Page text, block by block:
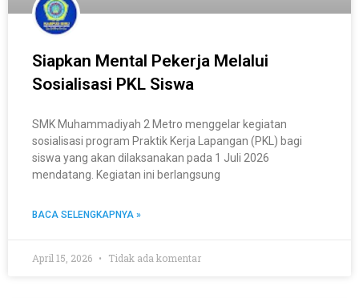
Siapkan Mental Pekerja Melalui
Sosialisasi PKL Siswa
SMK Muhammadiyah 2 Metro menggelar kegiatan
sosialisasi program Praktik Kerja Lapangan (PKL) bagi
siswa yang akan dilaksanakan pada 1 Juli 2026
mendatang. Kegiatan ini berlangsung
BACA SELENGKAPNYA »
April 15, 2026 Tidak ada komentar